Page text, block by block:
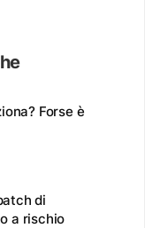
Forse è
di
a rischio